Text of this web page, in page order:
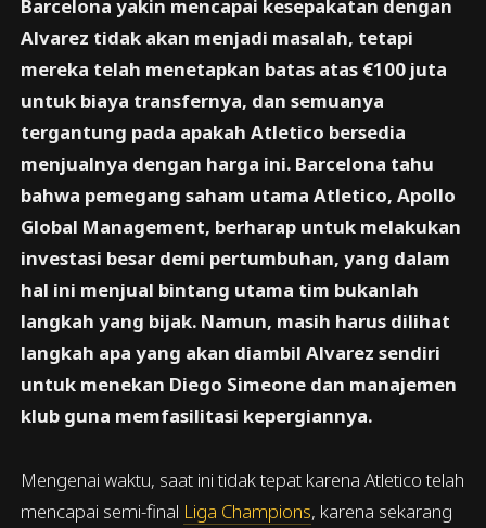
Barcelona yakin mencapai kesepakatan dengan
Alvarez tidak akan menjadi masalah, tetapi
mereka telah menetapkan batas atas €100 juta
untuk biaya transfernya, dan semuanya
tergantung pada apakah Atletico bersedia
menjualnya dengan harga ini. Barcelona tahu
bahwa pemegang saham utama Atletico, Apollo
Global Management, berharap untuk melakukan
investasi besar demi pertumbuhan, yang dalam
hal ini menjual bintang utama tim bukanlah
langkah yang bijak. Namun, masih harus dilihat
langkah apa yang akan diambil Alvarez sendiri
untuk menekan Diego Simeone dan manajemen
klub guna memfasilitasi kepergiannya.
Mengenai waktu, saat ini tidak tepat karena Atletico telah
mencapai semi-final Liga Champions, karena sekarang